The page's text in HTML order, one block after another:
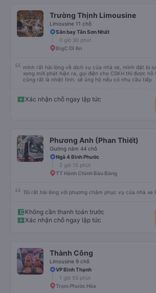
Trường Thịnh Limousine
Limousine 11 chỗ
Sân bay Tân Sơn Nhất
0 giờ 30 phút
BigC Dĩ An
mình rất hài lòng về dịch vụ của nhà xe, mình đặt bị
xong mới phát hiện ra, gọi điện cho CSKH thì được hỗ
cũng rất là nhiệt tình. sẽ ủng hộ nếu có nhu cầu tiếp
Xác nhận chỗ ngay lập tức
Phương Anh (Phan Thiết)
Giường nằm 44 chỗ
Ngã 4 Bình Phước
2 giờ 15 phút
TT Hành Chính Bàu Bàng
Tôi rất hài lòng với phương châm phục vụ của nhà xe
Không cần thanh toán trước
Xác nhận chỗ ngay lập tức
Thành Công
Limousine 9 chỗ
VP Bình Thạnh
1 giờ 55 phút
Trạm Phước Hòa